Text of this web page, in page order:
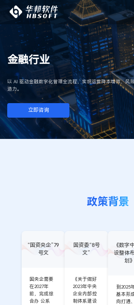
金融行业
以 AI 驱动金融数字化管理全流程，实现运营降本增效、
造力。
立即咨询
政策背景
“国资央企”79
号文
国央企需要
在2027年
前，完成综
合办 公系
国资委“8号
文”
《关于做好
2023年中央
企业内部控
制体系建设
《数字
设整体
划》
到2025
基本形
向打通